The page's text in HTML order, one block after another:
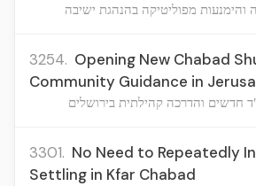
והימנעות מפוליטיקה בהנהגת ישיבה
3254. Opening New Chabad
Community Guidance in
חדשים והדרכה קהילתית בירושלים
3301. No Need to Repeatedly
Settling in Kfar Chabad